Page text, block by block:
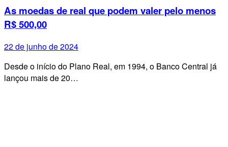
As moedas de real que podem valer pelo menos
R$ 500,00
22 de junho de 2024
Desde o início do Plano Real, em 1994, o Banco Central já
lançou mais de 20…